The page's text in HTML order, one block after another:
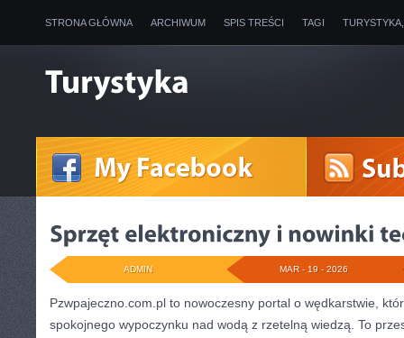
STRONA GŁÓWNA ARCHIWUM SPIS TREŚCI TAGI
MAR - 19 - 2026
ADMIN
Pzwpajeczno.com.pl to nowoczesny portal o wędkarstwie,
spokojnego wypoczynku nad wodą z rzetelną wiedzą. To